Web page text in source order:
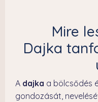
Mire
Dajka
A dajka a bölcsődés
gondozását,